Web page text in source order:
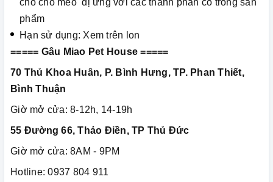
phẩm
Hạn sử dụng: Xem trên lon
===== Gâu Miao Pet House =====
70 Thủ Khoa Huân, P. Bình Hưng, TP. Phan Thiết,
Bình Thuận
Giờ mở cửa: 8-12h, 14-19h
55 Đường 66, Thảo Điền, TP Thủ Đức
Giờ mở cửa: 8AM - 9PM
Hotline: 0937 804 911